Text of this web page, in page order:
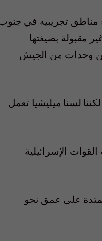
مناطق تجريبية في
مقبولة بصيغتها
وحدات من الجيش
لسنا ميليشيا تعمل
الإسرائيلية
على عمق نحو